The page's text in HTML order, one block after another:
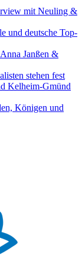
mit Neuling &
und deutsche Top-
Janßen &
stehen fest
Kelheim-Gmünd
Königen und